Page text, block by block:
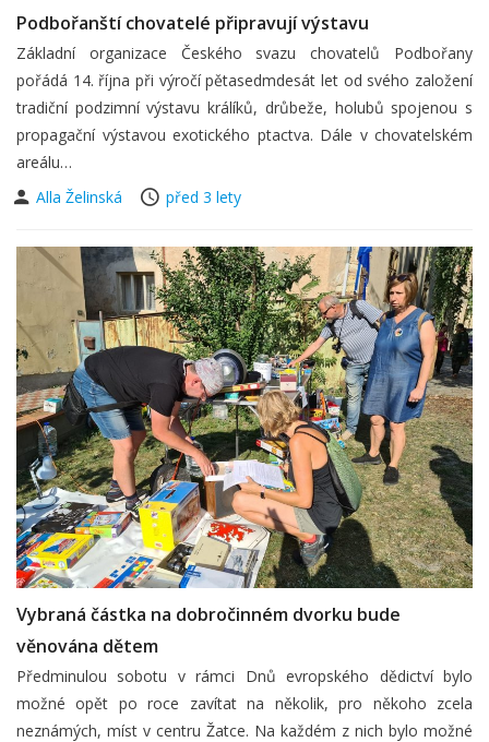
Podbořanští chovatelé připravují výstavu
Základní organizace Českého svazu chovatelů Podbořany
pořádá 14. října při výročí pětasedmdesát let od svého založení
tradiční podzimní výstavu králíků, drůbeže, holubů spojenou s
propagační výstavou exotického ptactva. Dále v chovatelském
areálu…
Alla Želinská
před 3 lety
Vybraná částka na dobročinném dvorku bude
věnována dětem
Předminulou sobotu v rámci Dnů evropského dědictví bylo
možné opět po roce zavítat na několik, pro někoho zcela
neznámých, míst v centru Žatce. Na každém z nich bylo možné